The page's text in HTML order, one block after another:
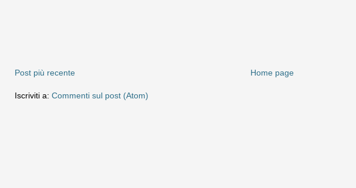
Post più recente Home page
Iscriviti a: Commenti sul post (Atom)